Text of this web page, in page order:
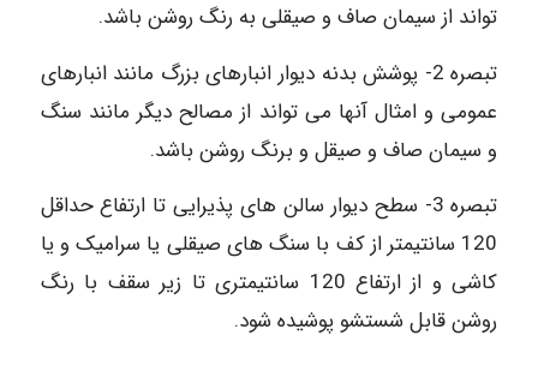
تواند از سیمان صاف و صیقلی به رنگ روشن باشد.
تبصره 2- پوشش بدنه دیوار انبارهای بزرگ مانند انبارهای
عمومی و امثال آنها می تواند از مصالح دیگر مانند سنگ
و سیمان صاف و صیقل و برنگ روشن باشد.
تبصره 3- سطح دیوار سالن های پذیرایی تا ارتفاع حداقل
120 سانتیمتر از کف با سنگ های صیقلی یا سرامیک و یا
کاشی و از ارتفاع 120 سانتیمتری تا زیر سقف با رنگ
روشن قابل شستشو پوشیده شود.